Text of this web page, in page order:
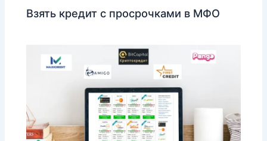
Взять кредит с просрочками в МФО